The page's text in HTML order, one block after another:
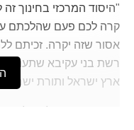
"היסוד המרכזי בחינוך
קרה לכם פעם שהלכתם
אסור שזה יקרה. זכיתם
רשת בני עקיבא שתעניק
ארץ ישראל ותורת ישראל".